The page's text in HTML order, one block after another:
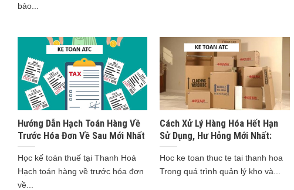
bảo...
Hướng Dẫn Hạch Toán Hàng Về
Trước Hóa Đơn Về Sau Mới Nhất
Học kế toán thuế tại Thanh Hoá
Hạch toán hàng về trước hóa đơn
về...
Cách Xử Lý Hàng Hóa Hết Hạn
Sử Dụng, Hư Hỏng Mới Nhất:
Hoc ke toan thuc te tai thanh hoa
Trong quá trình quản lý kho và...